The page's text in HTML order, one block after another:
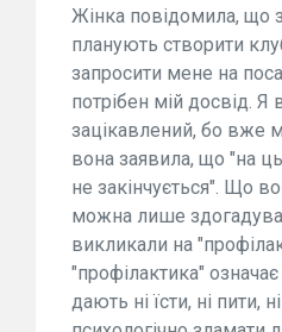
Жінка повідомила, що
планують створити
запросити мене на
потрібен мій досвід. Я
зацікавлений, бо вже
вона заявила, що "на
не закінчується". Що
можна лише
викликали на
"профілактика"
дають ні їсти, ні пити,